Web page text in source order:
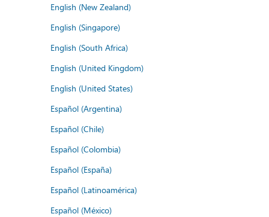
English (New Zealand)
English (Singapore)
English (South Africa)
English (United Kingdom)
English (United States)
Español (Argentina)
Español (Chile)
Español (Colombia)
Español (España)
Español (Latinoamérica)
Español (México)